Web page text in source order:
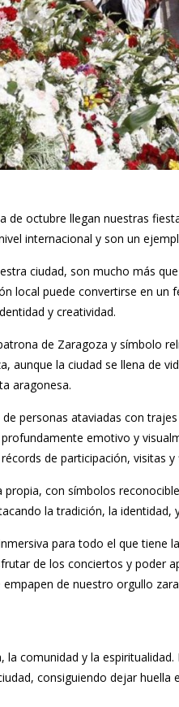
octubre llegan nuestras
internacional y son un
ciudad, son mucho más
local puede convertirse en
y creatividad.
de Zaragoza y símbolo
aunque la ciudad se llena de
aragonesa.
personas ataviadas con
emotivo y
de participación, visitas y
con símbolos
la tradición, la identidad,
para todo el que tiene
de los conciertos y poder
de nuestro orgullo
comunidad y la
consiguiendo dejar